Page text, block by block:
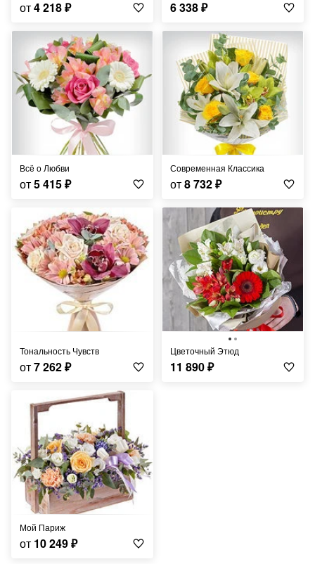
от4 218₽ 6 338₽
Всё о Любви
от5 415₽
Современная Классика
от8 732₽
Тональность Чувств
от7 262₽
Цветочный Этюд
11 890₽
Мой Париж
от 10 249₽